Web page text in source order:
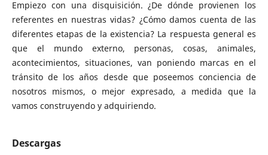
Empiezo con una disquisición. ¿De dónde provienen los
referentes en nuestras vidas? ¿Cómo damos cuenta de las
diferentes etapas de la existencia? La respuesta general es
que el mundo externo, personas, cosas, animales,
acontecimientos, situaciones, van poniendo marcas en el
tránsito de los años desde que poseemos conciencia de
nosotros mismos, o mejor expresado, a medida que la
vamos construyendo y adquiriendo.
Descargas